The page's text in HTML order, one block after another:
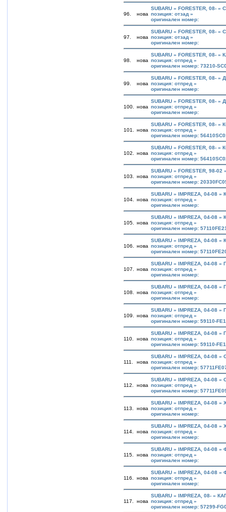
96. нова
SUBARU » FORESTER, 08-
позиция: отзад »
оригинален номер:
97. нова
SUBARU » FORESTER, 08-
позиция: отзад »
оригинален номер:
98. нова
SUBARU » FORESTER, 08-
позиция: отпред »
оригинален номер: 73210-
99. нова
SUBARU » FORESTER, 08- »
позиция: отпред »
оригинален номер:
100. нова
SUBARU » FORESTER, 08- »
позиция: отпред »
оригинален номер:
101. нова
SUBARU » FORESTER, 08-
позиция: отпред »
оригинален номер:
102. нова
SUBARU » FORESTER, 08-
позиция: отпред »
оригинален номер:
103. нова
SUBARU » FORESTER, 98-
позиция: отпред »
оригинален номер:
104. нова
SUBARU » IMPREZA, 04-08 »
позиция: отпред »
оригинален номер:
105. нова
SUBARU » IMPREZA, 04-08
позиция: отпред »
оригинален номер:
106. нова
SUBARU » IMPREZA, 04-08
позиция: отпред »
оригинален номер:
107. нова
SUBARU » IMPREZA, 04-08
позиция: отпред »
оригинален номер:
108. нова
SUBARU » IMPREZA, 04-08
позиция: отпред »
оригинален номер:
109. нова
SUBARU » IMPREZA, 04-08
позиция: отпред »
оригинален номер: 59110-
110. нова
SUBARU » IMPREZA, 04-08
позиция: отпред »
оригинален номер: 59110-
111. нова
SUBARU » IMPREZA, 04-08
позиция: отпред »
оригинален номер:
112. нова
SUBARU » IMPREZA, 04-08
позиция: отпред »
оригинален номер:
113. нова
SUBARU » IMPREZA, 04-08
позиция: отпред »
оригинален номер:
114. нова
SUBARU » IMPREZA, 04-08
позиция: отпред »
оригинален номер:
115. нова
SUBARU » IMPREZA, 04-08
позиция: отпред »
оригинален номер:
116. нова
SUBARU » IMPREZA, 04-08
позиция: отпред »
оригинален номер:
117. нова
SUBARU » IMPREZA, 08- »
позиция: отпред »
оригинален номер: 57299-